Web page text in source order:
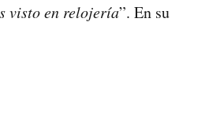
visto en relojería”. En su